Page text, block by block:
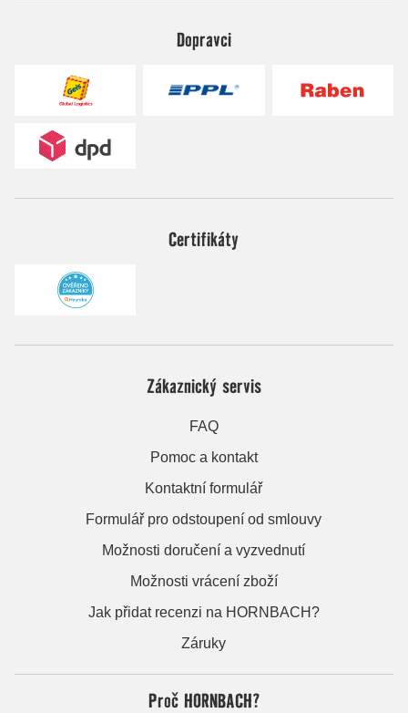
Dopravci
Certifikáty
Zákaznický servis
FAQ
Pomoc a kontakt
Kontaktní formulář
Formulář pro odstoupení od smlouvy
Možnosti doručení a vyzvednutí
Možnosti vrácení zboží
Jak přidat recenzi na HORNBACH?
Záruky
Proč HORNBACH?